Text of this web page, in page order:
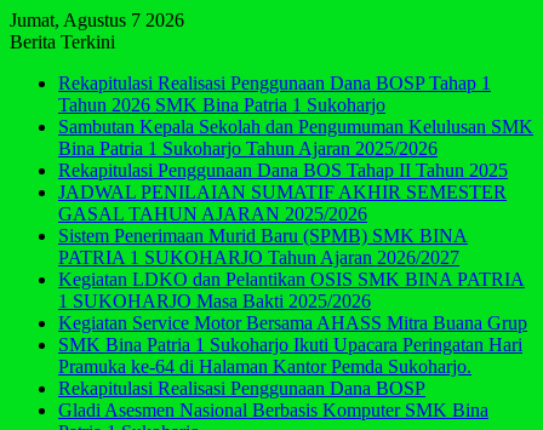
Jumat, Agustus 7 2026
Berita Terkini
Rekapitulasi Realisasi Penggunaan Dana BOSP Tahap 1
Tahun 2026 SMK Bina Patria 1 Sukoharjo
Sambutan Kepala Sekolah dan Pengumuman Kelulusan SMK
Bina Patria 1 Sukoharjo Tahun Ajaran 2025/2026
Rekapitulasi Penggunaan Dana BOS Tahap II Tahun 2025
JADWAL PENILAIAN SUMATIF AKHIR SEMESTER
GASAL TAHUN AJARAN 2025/2026
Sistem Penerimaan Murid Baru (SPMB) SMK BINA
PATRIA 1 SUKOHARJO Tahun Ajaran 2026/2027
Kegiatan LDKO dan Pelantikan OSIS SMK BINA PATRIA
1 SUKOHARJO Masa Bakti 2025/2026
Kegiatan Service Motor Bersama AHASS Mitra Buana Grup
SMK Bina Patria 1 Sukoharjo Ikuti Upacara Peringatan Hari
Pramuka ke-64 di Halaman Kantor Pemda Sukoharjo.
Rekapitulasi Realisasi Penggunaan Dana BOSP
Gladi Asesmen Nasional Berbasis Komputer SMK Bina